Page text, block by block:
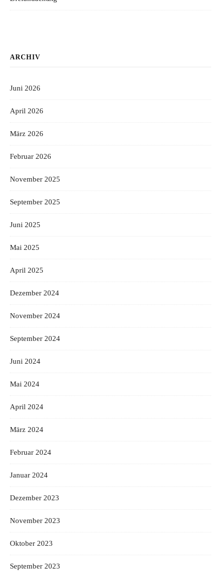
ARCHIV
Juni 2026
April 2026
März 2026
Februar 2026
November 2025
September 2025
Juni 2025
Mai 2025
April 2025
Dezember 2024
November 2024
September 2024
Juni 2024
Mai 2024
April 2024
März 2024
Februar 2024
Januar 2024
Dezember 2023
November 2023
Oktober 2023
September 2023